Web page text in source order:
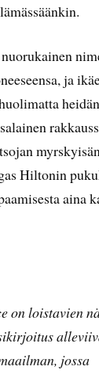
ja
Hiltonin
aina
on loistavien
jossa